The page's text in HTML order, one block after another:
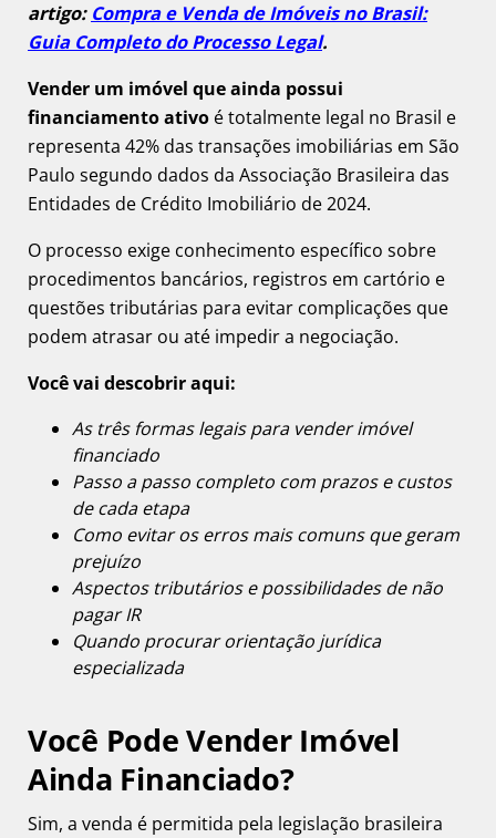
artigo: Compra e Venda de Imóveis no Brasil:
Guia Completo do Processo Legal.
Vender um imóvel que ainda possui
financiamento ativo é totalmente legal no Brasil e
representa 42% das transações imobiliárias em São
Paulo segundo dados da Associação Brasileira das
Entidades de Crédito Imobiliário de 2024.
O processo exige conhecimento específico sobre
procedimentos bancários, registros em cartório e
questões tributárias para evitar complicações que
podem atrasar ou até impedir a negociação.
Você vai descobrir aqui:
As três formas legais para vender imóvel
financiado
Passo a passo completo com prazos e custos
de cada etapa
Como evitar os erros mais comuns que geram
prejuízo
Aspectos tributários e possibilidades de não
pagar IR
Quando procurar orientação jurídica
especializada
Você Pode Vender Imóvel
Ainda Financiado?
Sim, a venda é permitida pela legislação brasileira